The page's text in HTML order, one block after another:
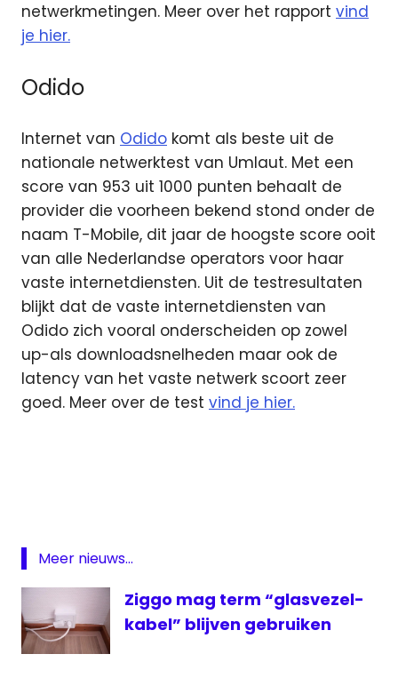
netwerkmetingen. Meer over het rapport vind
je hier.
Odido
Internet van Odido komt als beste uit de
nationale netwerktest van Umlaut. Met een
score van 953 uit 1000 punten behaalt de
provider die voorheen bekend stond onder de
naam T-Mobile, dit jaar de hoogste score ooit
van alle Nederlandse operators voor haar
vaste internetdiensten. Uit de testresultaten
blijkt dat de vaste internetdiensten van
Odido zich vooral onderscheiden op zowel
up-als downloadsnelheden maar ook de
latency van het vaste netwerk scoort zeer
goed. Meer over de test vind je hier.
umlaut
Meer nieuws...
Ziggo mag term “glasvezel-
kabel” blijven gebruiken